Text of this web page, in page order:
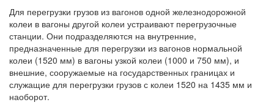
Для перегрузки грузов из вагонов одной железнодорожной
колеи в вагоны другой колеи устраивают перегрузочные
станции. Они подразделяются на внутренние,
предназначенные для перегрузки из вагонов нормальной
колеи (1520 мм) в вагоны узкой колеи (1000 и 750 мм), и
внешние, сооружаемые на государственных границах и
служащие для перегрузки грузов с колеи 1520 на 1435 мм и
наоборот.